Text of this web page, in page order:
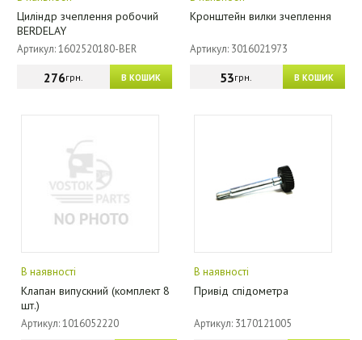
Циліндр зчеплення робочий
BERDELAY
Артикул: 1602520180-BER
В КОШИК
276грн.
Кронштейн вилки зчеплення
Артикул: 3016021973
В КОШИК
53грн.
В наявності
Клапан випускний (комплект 8
шт.)
Артикул: 1016052220
В наявності
Привід спідометра
Артикул: 3170121005